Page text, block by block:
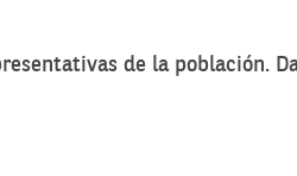
de la población.